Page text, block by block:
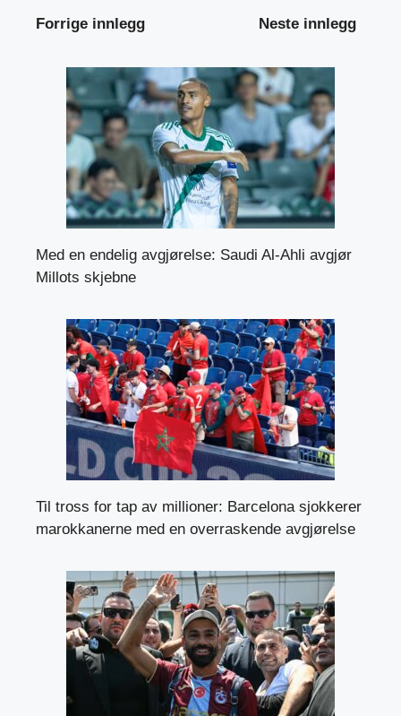
Forrige innlegg Neste innlegg
Med en endelig avgjørelse: Saudi Al-Ahli avgjør
Millots skjebne
Til tross for tap av millioner: Barcelona sjokkerer
marokkanerne med en overraskende avgjørelse